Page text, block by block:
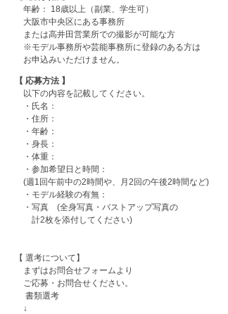
年齢： 18歳以上（副業、学生可）
大阪市中央区にある事務所
または高井田営業所での撮影が可能な方
※モデル事務所や芸能事務所に登録のある方は
お申込みいただけません。
【 応募方法 】
以下の内容を記載してください。
・氏名：
・住所：
・年齢：
・身長：
・体重：
・参加希望日と時間：
(週1回午前中の2時間や、月2回の午後2時間など)
・モデル経験の有無：
・写真 (全身写真・バストアップ写真の
計2枚を添付してください)
【 選考について】
まずはお問合せフォームより
ご応募・お問合せください。
書類選考
↓